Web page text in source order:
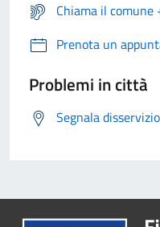
Chiama il
Prenota un
Problemi in città
Segnala disservizio